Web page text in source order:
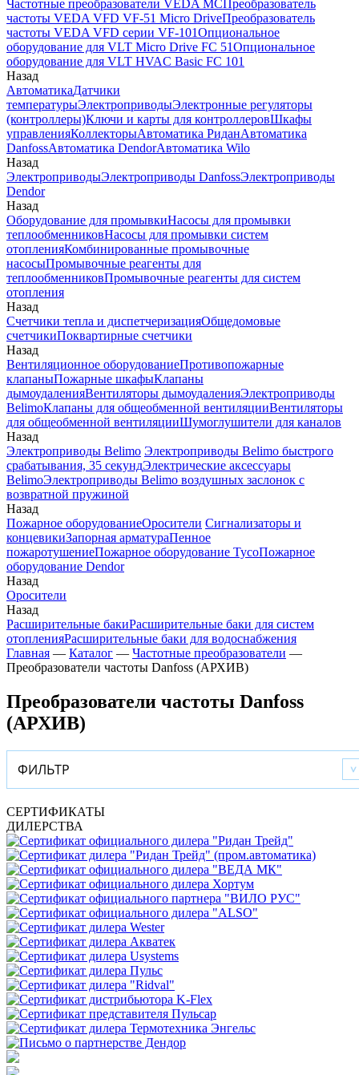
Частотные преобразователи VEDA MC Преобразователь
частоты VEDA VFD VF-51 Micro DriveПреобразователь
частоты VEDA VFD серии VF-101Опциональное
оборудование для VLT Micro Drive FC 51Опциональное
оборудование для VLT HVAC Basic FC 101
Назад
АвтоматикаДатчики
температурыЭлектроприводыЭлектронные регуляторы
(контроллеры)Ключи и карты для контроллеровШкафы
управленияКоллекторыАвтоматика РиданАвтоматика
DanfossАвтоматика DendorАвтоматика Wilo
Назад
ЭлектроприводыЭлектроприводы DanfossЭлектроприводы
Dendor
Назад
Оборудование для промывкиНасосы для промывки
теплообменниковНасосы для промывки систем
отопленияКомбинированные промывочные
насосыПромывочные реагенты для
теплообменниковПромывочные реагенты для систем
отопления
Назад
Счетчики тепла и диспетчеризацияОбщедомовые
счетчикиПоквартирные счетчики
Назад
Вентиляционное оборудованиеПротивопожарные
клапаныПожарные шкафыКлапаны
дымоудаленияВентиляторы дымоудаленияЭлектроприводы
BelimoКлапаны для общеобменной вентиляцииВентиляторы
для общеобменной вентиляцииШумоглушители для каналов
Назад
Электроприводы Belimo Электроприводы Belimo быстрого
срабатывания, 35 секундЭлектрические аксессуары
BelimoЭлектроприводы Belimo воздушных заслонок c
возвратной пружиной
Назад
Пожарное оборудованиеОросители Сигнализаторы и
концевикиЗапорная арматураПенное
пожаротушениеПожарное оборудование TycoПожарное
оборудование Dendor
Назад
Оросители
Назад
Расширительные бакиРасширительные баки для систем
отопленияРасширительные баки для водоснабжения
Главная — Каталог — Частотные преобразователи —
Преобразователи частоты Danfoss (АРХИВ)
Преобразователи частоты Danfoss
(АРХИВ)
ФИЛЬТР
СЕРТИФИКАТЫ
ДИЛЕРСТВА